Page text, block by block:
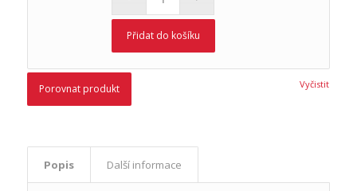
Vyčistit
Přidat do košíku
Porovnat produkt
Popis Další informace